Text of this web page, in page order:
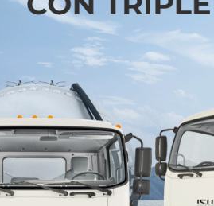
WhatsApp
Gmail
,Mitsubishi Motors